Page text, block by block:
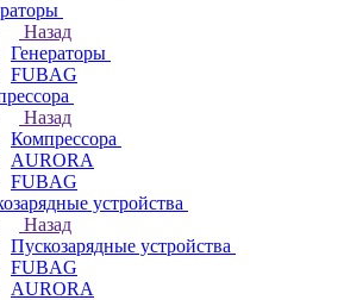
Назад
Генераторы
FUBAG
Назад
Компрессора
AURORA
FUBAG
устройства
Назад
Пускозарядные устройства
FUBAG
AURORA